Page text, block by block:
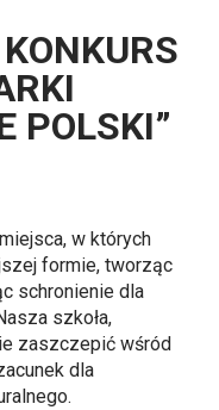
POLSKI”
w których
formie, tworząc
schronienie dla
szkoła,
zaszczepić wśród
dla